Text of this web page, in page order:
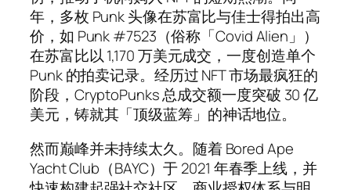
年，多枚 Punk 头像在苏富比与佳士得拍出高
价，如 Punk #7523（俗称「Covid Alien」）
在苏富比以 1,170 万美元成交，一度创造单个
Punk 的拍卖记录。经历过 NFT 市场最疯狂的
阶段，CryptoPunks 总成交额一度突破 30 亿
美元，铸就其「顶级蓝筹」的神话地位。
然而巅峰并未持续太久。随着 Bored Ape
Yacht Club（BAYC）于 2021 年春季上线，并